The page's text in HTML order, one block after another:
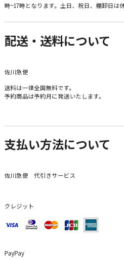
時~17時となります。土日、祝日、棚卸日は
配送・送料について
佐川急便
送料は一律全国無料です。
予約商品は予約月に発送いたします。
支払い方法について
佐川急便 代引きサービス
クレジット
PayPay